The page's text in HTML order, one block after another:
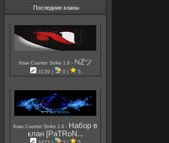
Последние кланы
Клан Counter Strike 1.6 - ℕℤツ
3139 | 0 | 5
Клан Counter Strike 1.6 - Набор в
клан [PaTRoN...